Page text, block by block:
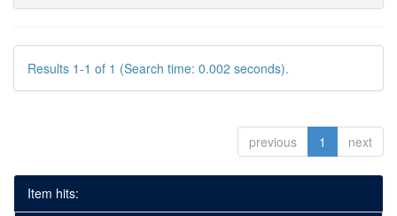
Results 1-1 of 1 (Search time: 0.002 seconds).
previous 1 next
Item hits: